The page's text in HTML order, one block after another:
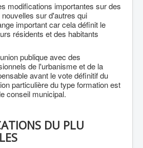
modifications importantes sur des
sur d'autres qui
important car cela définit le
résidents et des habitants
publique avec des
de l'urbanisme et de la
avant le vote définitif du
particulière du type formation est
conseil municipal.
DU PLU